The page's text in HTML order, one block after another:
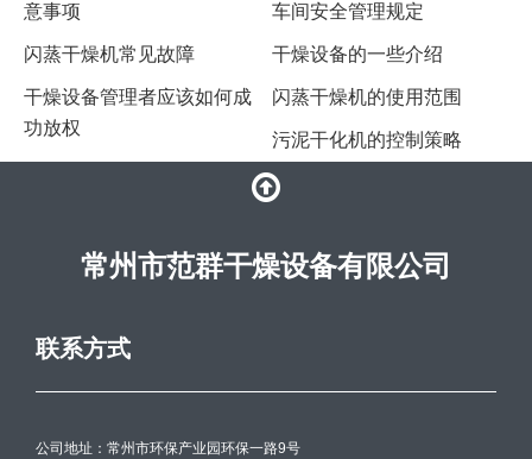
意事项
车间安全管理规定
闪蒸干燥机常见故障 干燥设备的一些介绍
干燥设备管理者应该如何成
功放权
闪蒸干燥机的使用范围
污泥干化机的控制策略
常州市范群干燥设备有限公司
联系方式
公司地址：常州市环保产业园环保一路9号